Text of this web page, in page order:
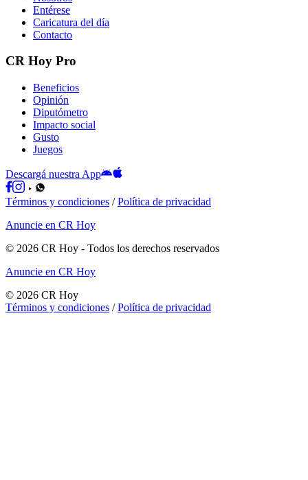
Entérese
Caricatura del día
Contacto
CR Hoy Pro
Beneficios
Opinión
Diputómetro
Impacto social
Gusto
Juegos
Descargá nuestra App
Términos y condiciones /Política de privacidad
Anuncie en CR Hoy
© 2026 CR Hoy - Todos los derechos reservados
Anuncie en CR Hoy
© 2026 CR Hoy
Términos y condiciones /Política de privacidad